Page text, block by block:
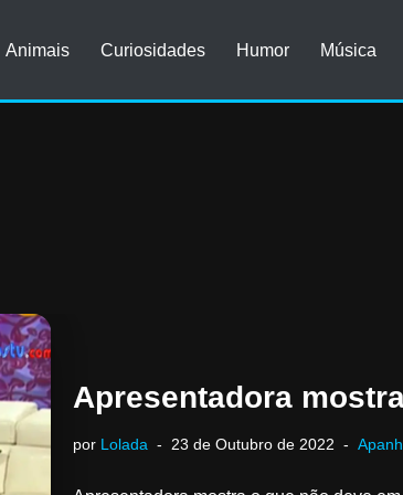
Animais Curiosidades Humor Música
Apresentadora
por Lolada 23 de Outubro de 2022